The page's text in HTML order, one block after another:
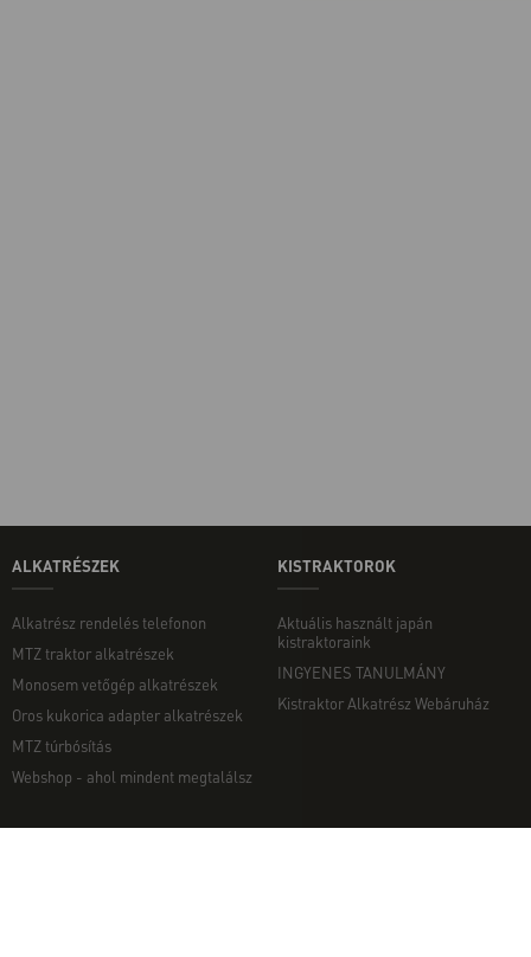
ALKATRÉSZEK
Alkatrész rendelés telefonon
MTZ traktor alkatrészek
Monosem vetőgép alkatrészek
Oros kukorica adapter alkatrészek
MTZ túrbósítás
Webshop - ahol mindent megtalálsz
KISTRAKTOROK
Aktuális használt japán
kistraktoraink
INGYENES TANULMÁNY
Kistraktor Alkatrész Webáruház